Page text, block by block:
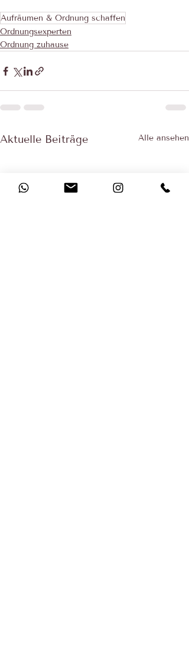
Aufräumen & Ordnung schaffen
Ordnungsexperten
Ordnung zuhause
Aktuelle Beiträge Alle ansehen